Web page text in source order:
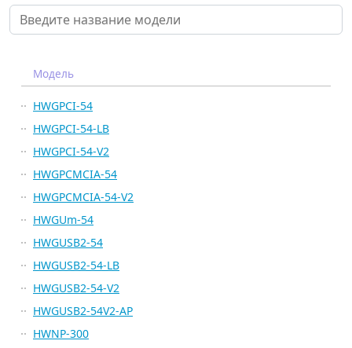
Модель
HWGPCI-54
HWGPCI-54-LB
HWGPCI-54-V2
HWGPCMCIA-54
HWGPCMCIA-54-V2
HWGUm-54
HWGUSB2-54
HWGUSB2-54-LB
HWGUSB2-54-V2
HWGUSB2-54V2-AP
HWNP-300